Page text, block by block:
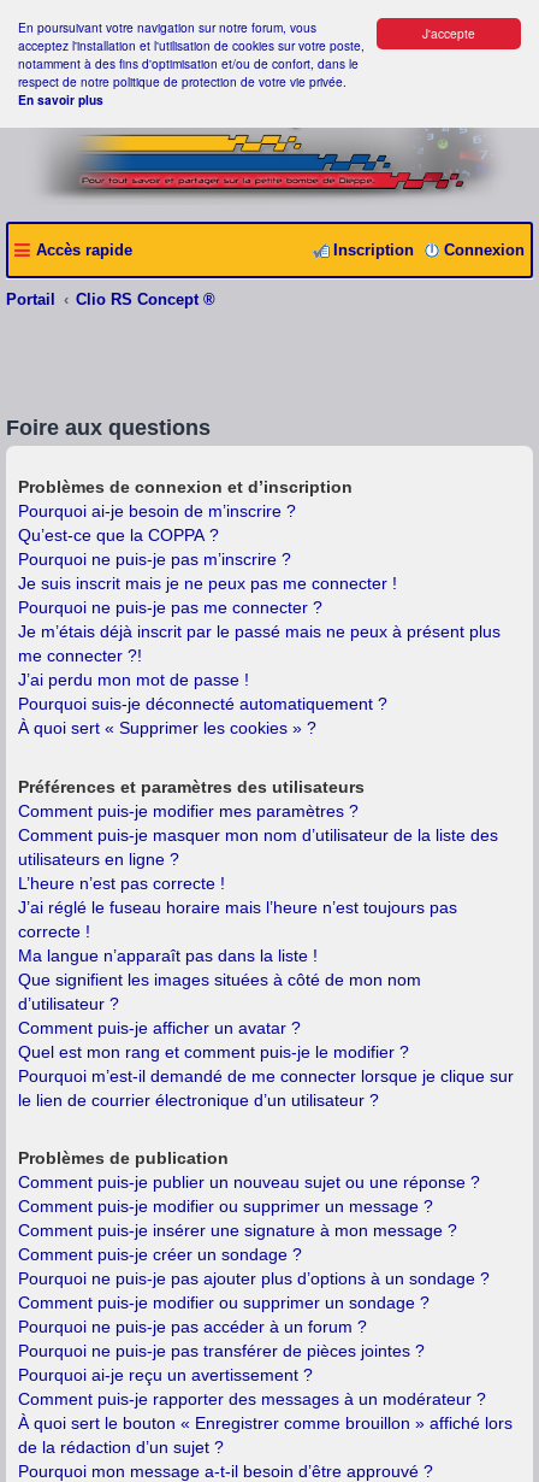
J'accepte
En poursuivant votre navigation sur notre forum, vous
acceptez l'installation et l'utilisation de cookies sur votre poste,
notamment à des fins d'optimisation et/ou de confort, dans le
respect de notre politique de protection de votre vie privée.
En savoir plus
Accès rapide Connexion
Inscription
Portail Clio RS Concept ®
Foire aux questions
Problèmes de connexion et d’inscription
Pourquoi ai-je besoin de m’inscrire ?
Qu’est-ce que la COPPA ?
Pourquoi ne puis-je pas m’inscrire ?
Je suis inscrit mais je ne peux pas me connecter !
Pourquoi ne puis-je pas me connecter ?
Je m’étais déjà inscrit par le passé mais ne peux à présent plus
me connecter ?!
J’ai perdu mon mot de passe !
Pourquoi suis-je déconnecté automatiquement ?
À quoi sert « Supprimer les cookies » ?
Préférences et paramètres des utilisateurs
Comment puis-je modifier mes paramètres ?
Comment puis-je masquer mon nom d’utilisateur de la liste des
utilisateurs en ligne ?
L’heure n’est pas correcte !
J’ai réglé le fuseau horaire mais l’heure n’est toujours pas
correcte !
Ma langue n’apparaît pas dans la liste !
Que signifient les images situées à côté de mon nom
d’utilisateur ?
Comment puis-je afficher un avatar ?
Quel est mon rang et comment puis-je le modifier ?
Pourquoi m’est-il demandé de me connecter lorsque je clique sur
le lien de courrier électronique d’un utilisateur ?
Problèmes de publication
Comment puis-je publier un nouveau sujet ou une réponse ?
Comment puis-je modifier ou supprimer un message ?
Comment puis-je insérer une signature à mon message ?
Comment puis-je créer un sondage ?
Pourquoi ne puis-je pas ajouter plus d’options à un sondage ?
Comment puis-je modifier ou supprimer un sondage ?
Pourquoi ne puis-je pas accéder à un forum ?
Pourquoi ne puis-je pas transférer de pièces jointes ?
Pourquoi ai-je reçu un avertissement ?
Comment puis-je rapporter des messages à un modérateur ?
À quoi sert le bouton « Enregistrer comme brouillon » affiché lors
de la rédaction d’un sujet ?
Pourquoi mon message a-t-il besoin d’être approuvé ?